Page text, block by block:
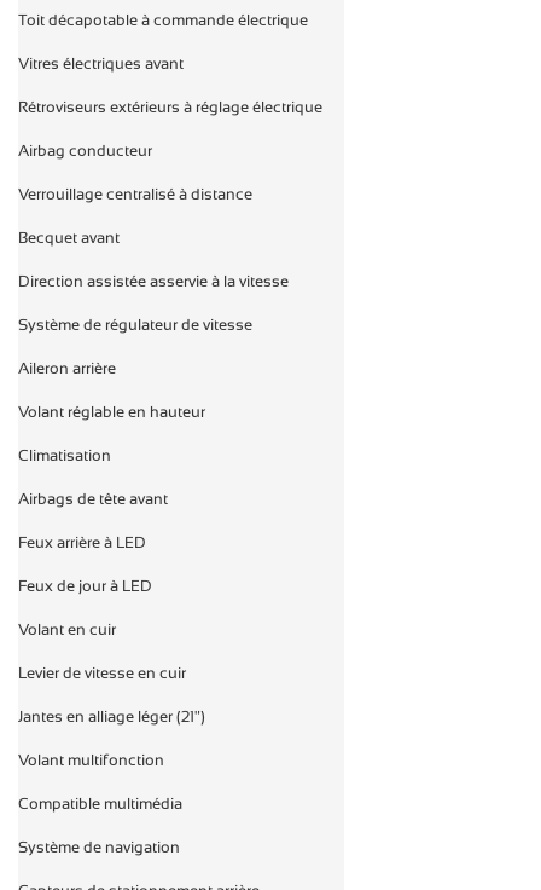
Toit décapotable à commande électrique
Vitres électriques avant
Rétroviseurs extérieurs à réglage électrique
Airbag conducteur
Verrouillage centralisé à distance
Becquet avant
Direction assistée asservie à la vitesse
Système de régulateur de vitesse
Aileron arrière
Volant réglable en hauteur
Climatisation
Airbags de tête avant
Feux arrière à LED
Feux de jour à LED
Volant en cuir
Levier de vitesse en cuir
Jantes en alliage léger (21")
Volant multifonction
Compatible multimédia
Système de navigation